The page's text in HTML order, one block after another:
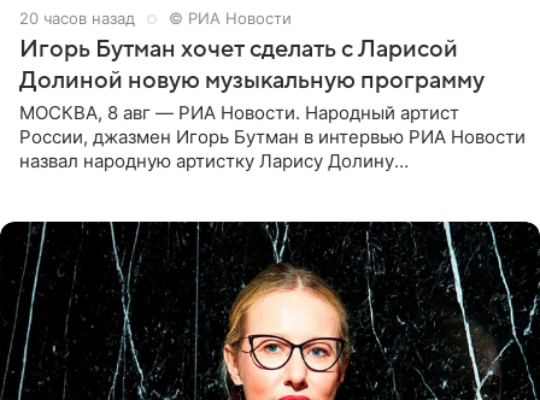
20 часов назад © РИА Новости
Игорь Бутман хочет сделать с Ларисой
Долиной новую музыкальную программу
МОСКВА, 8 авг — РИА Новости. Народный артист
России, джазмен Игорь Бутман в интервью РИА Новости
назвал народную артистку Ларису Долину